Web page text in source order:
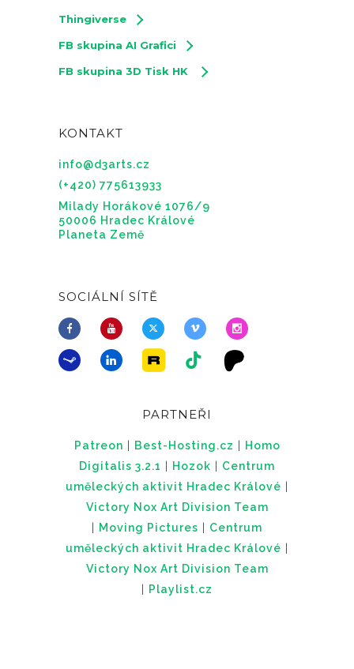
Thingiverse
FB skupina AI Grafici
FB skupina 3D Tisk HK
KONTAKT
info@d3arts.cz
(+420) 775613933
Milady Horákové 1076/9
50006 Hradec Králové
Planeta Země
SOCIÁLNÍ SÍTĚ
PARTNEŘI
Patreon Best-Hosting.cz
Homo
Digitalis 3.2.1
Hozok
Centrum
uměleckých aktivit Hradec Králové
Victory Nox Art Division Team
Moving Pictures
Centrum
uměleckých aktivit Hradec Králové
Victory Nox Art Division Team
Playlist.cz